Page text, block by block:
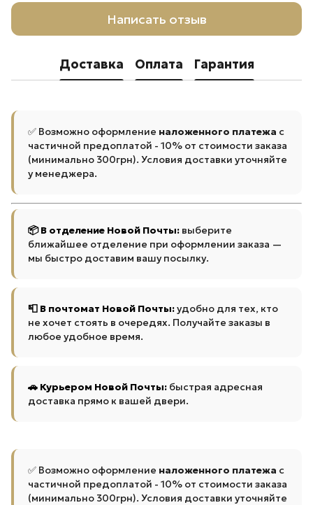
Написать отзыв
Доставка Оплата Гарантия
✅ Возможно оформление наложенного платежа с
частичной предоплатой - 10% от стоимости заказа
(минимально 300грн). Условия доставки уточняйте
у менеджера.
📦 В отделение Новой Почты: выберите
ближайшее отделение при оформлении заказа —
мы быстро доставим вашу посылку.
📮 В почтомат Новой Почты:удобно для тех, кто
не хочет стоять в очередях. Получайте заказы в
любое удобное время.
🚗 Курьером Новой Почты: быстрая адресная
доставка прямо к вашей двери.
✅ Возможно оформление наложенного платежа с
частичной предоплатой - 10% от стоимости заказа
(минимально 300грн). Условия доставки уточняйте